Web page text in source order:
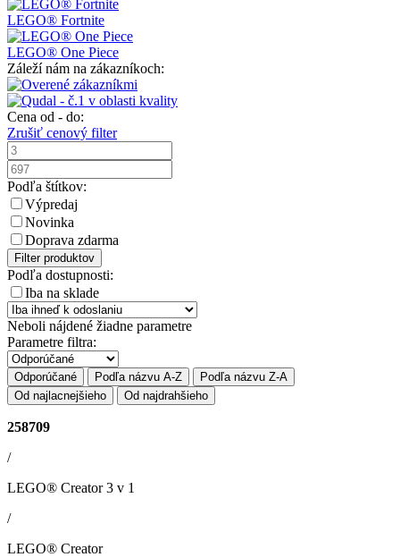
LEGO® Fortnite
LEGO® One Piece
Záleží nám na zákazníkoch:
Cena od - do:
Zrušiť cenový filter
Podľa štítkov:
Výpredaj
Novinka
Doprava zdarma
Filter produktov
Podľa dostupnosti:
Iba na sklade
Neboli nájdené žiadne parametre
Parametre filtra:
Odporúčané Podľa názvu A-Z
Podľa názvu Z-A
Od najlacnejšieho
Od najdrahšieho
258709
/
LEGO® Creator 3 v 1
/
LEGO® Creator